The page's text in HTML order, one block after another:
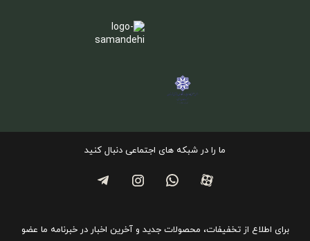
ما را در شبکه های اجتماعی دنبال کنید
برای اطلاع از تخفیفات، محصولات جدید و آخرین اخبار در خبرنامه ما عضو